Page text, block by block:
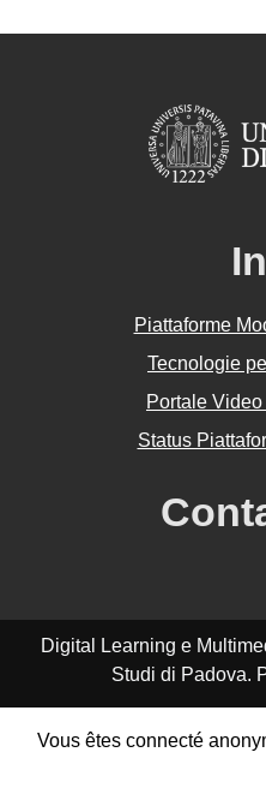
Piattaforme
Tecnologie
Portale
Status
Digital Learning e
Studi di Padova.
Vous êtes connecté